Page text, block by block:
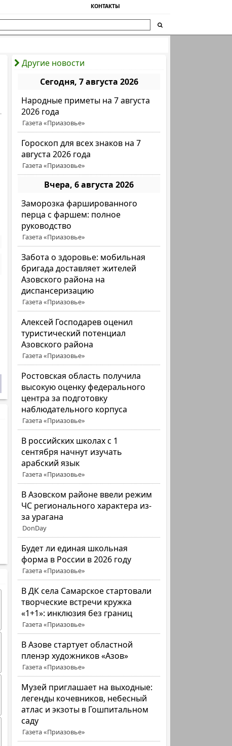
КОНТАКТЫ
Другие новости
Сегодня, 7 августа 2026
Народные приметы на 7 августа
2026 года
Газета «Приазовье»
Гороскоп для всех знаков на 7
августа 2026 года
Газета «Приазовье»
Вчера, 6 августа 2026
Заморозка фаршированного
перца с фаршем: полное
руководство
Газета «Приазовье»
Забота о здоровье: мобильная
бригада доставляет жителей
Азовского района на
диспансеризацию
Газета «Приазовье»
Алексей Господарев оценил
туристический потенциал
Азовского района
Газета «Приазовье»
Ростовская область получила
высокую оценку федерального
центра за подготовку
наблюдательного корпуса
Газета «Приазовье»
В российских школах с 1
сентября начнут изучать
арабский язык
Газета «Приазовье»
В Азовском районе ввели режим
ЧС регионального характера из-
за урагана
DonDay
Будет ли единая школьная
форма в России в 2026 году
Газета «Приазовье»
В ДК села Самарское стартовали
творческие встречи кружка
«1+1»: инклюзия без границ
Газета «Приазовье»
В Азове стартует областной
пленэр художников «Азов»
Газета «Приазовье»
Музей приглашает на выходные:
легенды кочевников, небесный
атлас и экзоты в Гошпитальном
саду
Газета «Приазовье»